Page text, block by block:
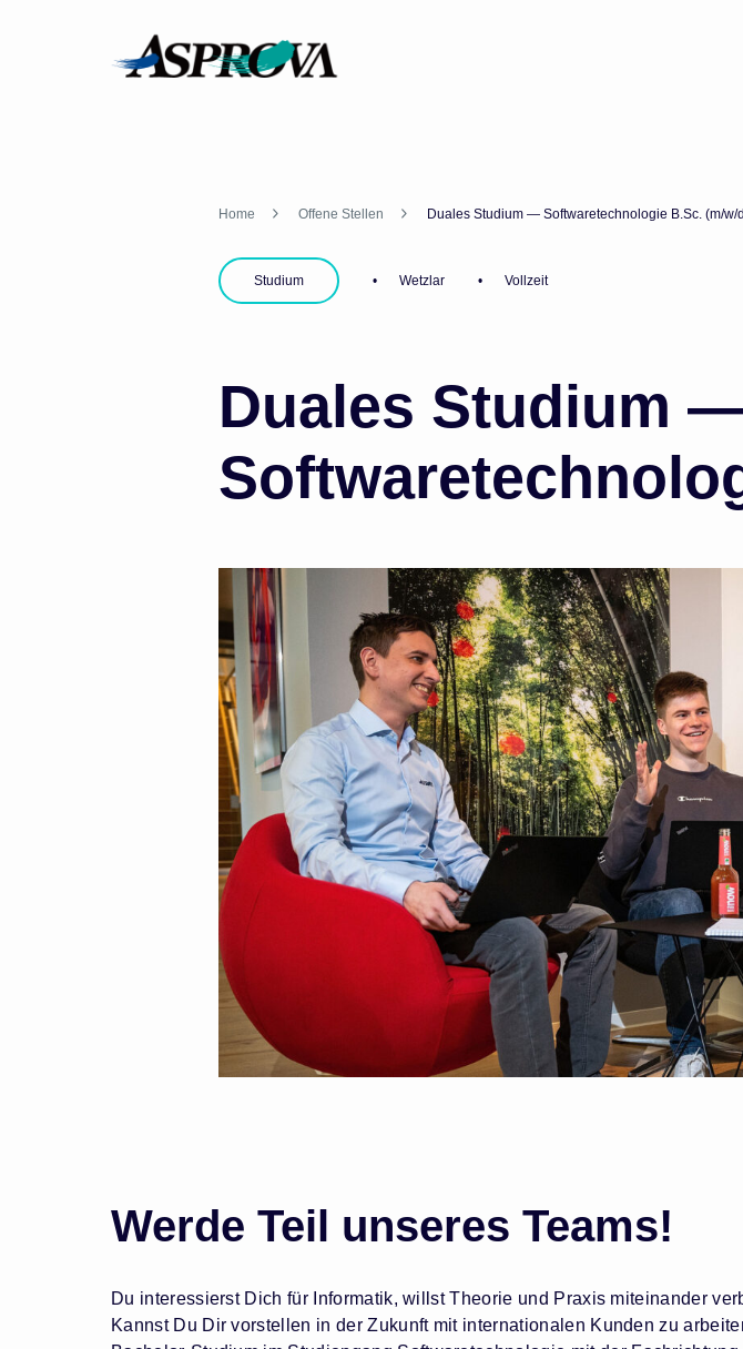
Home Offene Stellen Duales Studium — Softwaretechnologie B.Sc. (m/w/
Studium Wetzlar Vollzeit
Duales Studium
Werde Teil unseres Teams!
Du interessierst Dich für Informatik, willst Theorie und Praxis miteinander
Kannst Du Dir vorstellen in der Zukunft mit internationalen Kunden zu